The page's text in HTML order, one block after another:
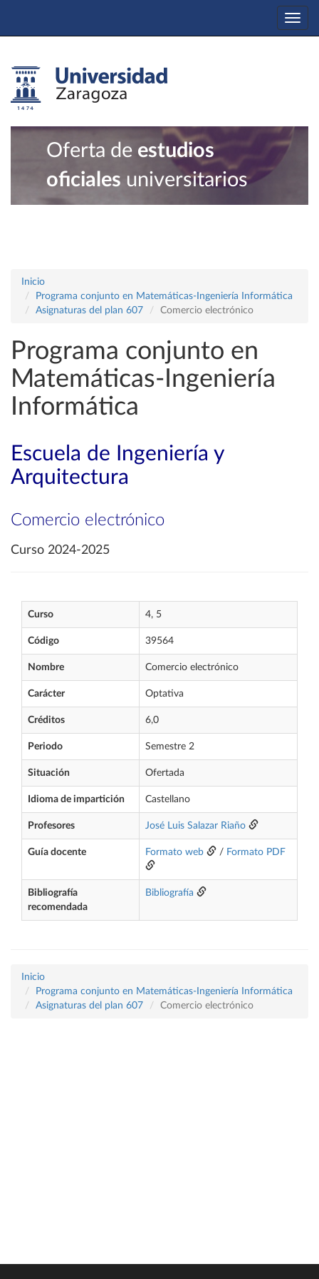
Oferta de estudios
oficiales universitarios
Inicio
Programa conjunto en Matemáticas-Ingeniería Informática
Asignaturas del plan 607
Comercio electrónico
Programa conjunto en
Matemáticas-Ingeniería
Informática
Escuela de Ingeniería y
Arquitectura
Comercio electrónico
Curso 2024-2025
Curso 4, 5
Código 39564
Nombre Comercio electrónico
Carácter Optativa
Créditos 6,0
Periodo Semestre 2
Situación Ofertada
Idioma de impartición Castellano
Profesores José Luis Salazar Riaño
Guía docente Formato web / Formato PDF
Bibliografía
recomendada
Bibliografía
Inicio
Programa conjunto en Matemáticas-Ingeniería Informática
Asignaturas del plan 607
Comercio electrónico